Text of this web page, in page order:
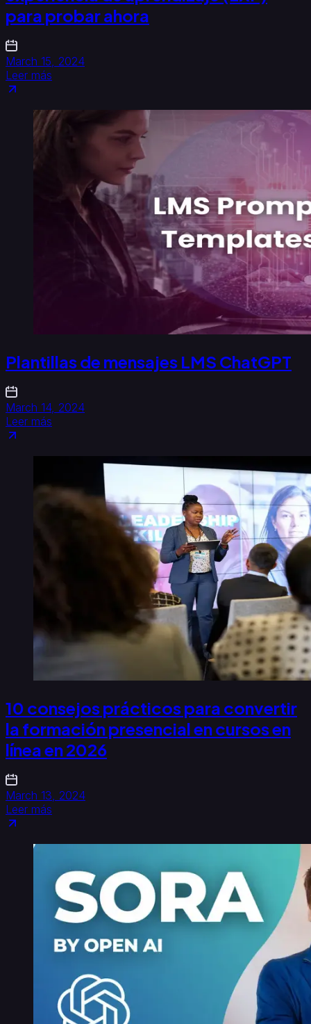
para probar ahora
March 15, 2024
Leer más
Plantillas de mensajes LMS ChatGPT
March 14, 2024
Leer más
10 consejos prácticos para convertir
la formación presencial en cursos en
línea en 2026
March 13, 2024
Leer más